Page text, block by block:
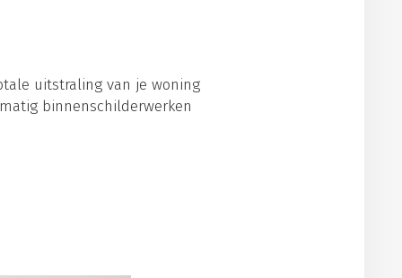
uitstraling van je woning
binnenschilderwerken